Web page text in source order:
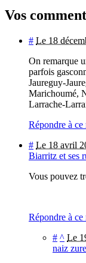
Vos
# Le 18
On remarque
parfois
Jaureguy-
Marichoumé,
Larrache-
Répondre à ce
# Le 18 avril
Biarritz et ses
Vous pouvez
Répondre à ce
# ^ Le
naiz